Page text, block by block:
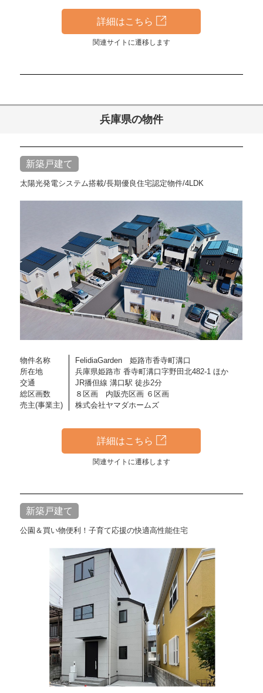
詳細はこちら
関連サイトに遷移します
兵庫県の物件
新築戸建て
太陽光発電システム搭載/長期優良住宅認定物件/4LDK
物件名称
FelidiaGarden 姫路市香寺町溝口
所在地
兵庫県姫路市 香寺町溝口字野田北482-1 ほか
交通
JR播但線 溝口駅 徒歩2分
総区画数
８区画 内販売区画 ６区画
売主(事業主)
株式会社ヤマダホームズ
詳細はこちら
関連サイトに遷移します
新築戸建て
公園＆買い物便利！子育て応援の快適高性能住宅